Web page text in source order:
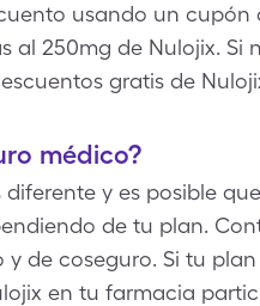
usando un cupón
al 250mg de Nulojix.
gratis de
médico?
y es posible
de tu plan.
de coseguro. Si tu
en tu farmacia